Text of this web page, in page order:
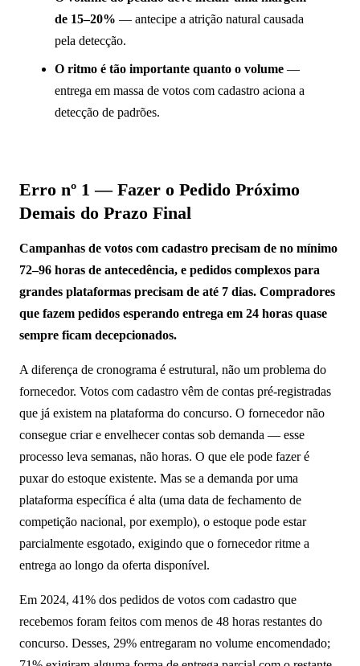
de 15–20% — antecipe a atrição natural causada
pela detecção.
O ritmo é tão importante quanto o volume —
entrega em massa de votos com cadastro aciona a
detecção de padrões.
Erro nº 1 — Fazer o Pedido Próximo
Demais do Prazo Final
Campanhas de votos com cadastro precisam de no mínimo
72–96 horas de antecedência, e pedidos complexos para
grandes plataformas precisam de até 7 dias. Compradores
que fazem pedidos esperando entrega em 24 horas quase
sempre ficam decepcionados.
A diferença de cronograma é estrutural, não um problema do
fornecedor. Votos com cadastro vêm de contas pré-registradas
que já existem na plataforma do concurso. O fornecedor não
consegue criar e envelhecer contas sob demanda — esse
processo leva semanas, não horas. O que ele pode fazer é
puxar do estoque existente. Mas se a demanda por uma
plataforma específica é alta (uma data de fechamento de
competição nacional, por exemplo), o estoque pode estar
parcialmente esgotado, exigindo que o fornecedor ritme a
entrega ao longo da oferta disponível.
Em 2024, 41% dos pedidos de votos com cadastro que
recebemos foram feitos com menos de 48 horas restantes do
concurso. Desses, 29% entregaram no volume encomendado;